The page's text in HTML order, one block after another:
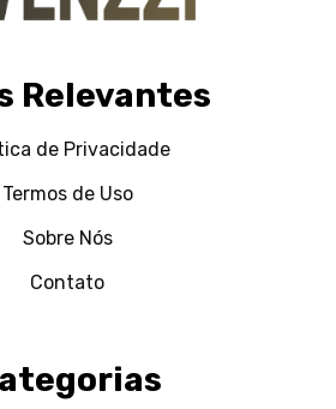
Relevantes
de Privacidade
Termos de Uso
Sobre Nós
Contato